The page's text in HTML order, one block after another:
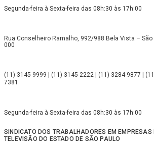
Segunda-feira à Sexta-feira das 08h:30 às 17h:00
Rua Conselheiro Ramalho, 992/988 Bela Vista – São
000
(11) 3145-9999 | (11) 3145-2222 | (11) 3284-9877 |
7381
Segunda-feira à Sexta-feira das 08h:30 às 17h:00
SINDICATO DOS TRABALHADORES EM EMPRESAS
TELEVISÃO DO ESTADO DE SÃO PAULO